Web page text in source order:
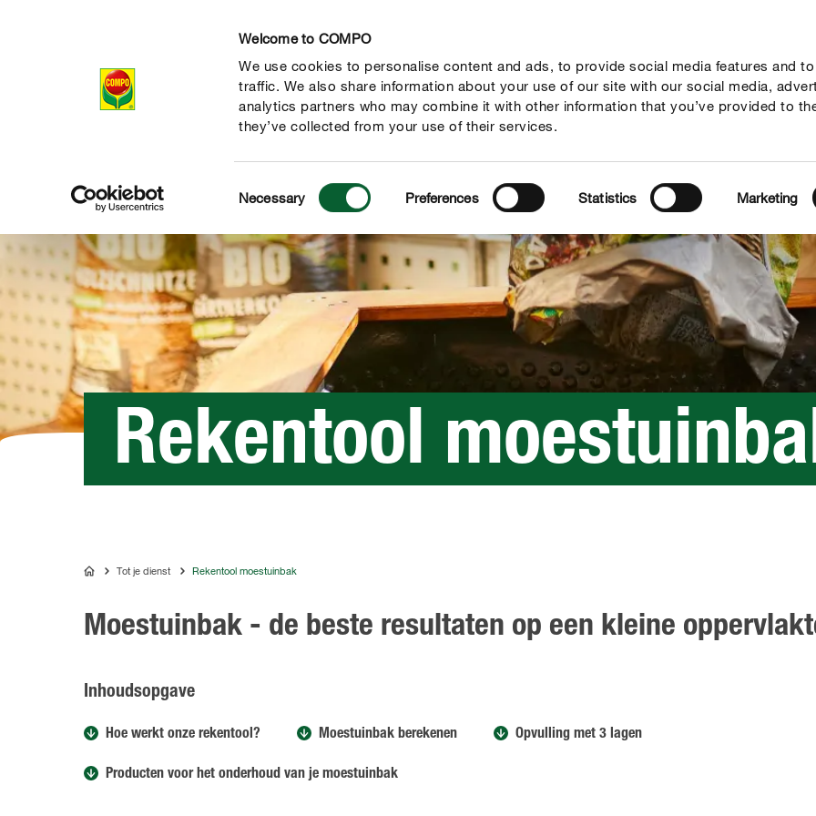
Welcome to COMPO
We use cookies to personalise content and ads, to provide social media features and
traffic. We also share information about your use of our site with our social media,
analytics partners who may combine it with other information that you’ve provided to
they’ve collected from your use of their services.
Selection
Necessary Preferences Statistics Marketing
Producten Advies Thema's
natuur
Tot je dienst Onderneming
Rekentool
COMPOTot je dienst Rekentool moestuinbak
Moestuinbak - de beste resultaten op een kleine
Inhoudsopgave
Hoe werkt onze rekentool? Moestuinbak berekenen Opvulling met 3 lagen
Producten voor het onderhoud van je moestuinbak